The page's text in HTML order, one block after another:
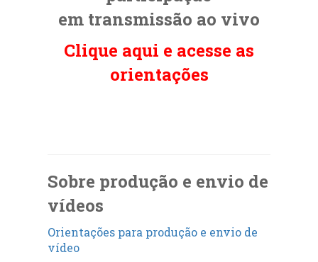
em transmissão ao vivo
Clique aqui e acesse as
orientações
Sobre produção e envio de
vídeos
Orientações para produção e envio de
vídeo